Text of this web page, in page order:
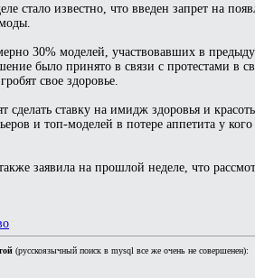
стало известно, что введен запрет на
30% моделей, участвовавших в
было принято в связи с протестами в
свое здоровье.
сделать ставку на имидж здоровья и
и топ-моделей в потере аппетита у
заявила на прошлой неделе, что
(русскоязычный поиск в mysql все же очень не совершенен):